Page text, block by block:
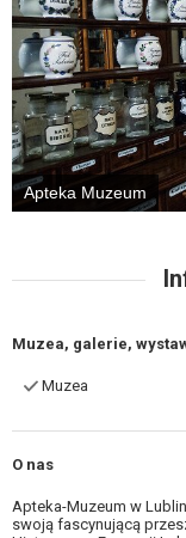
Apteka Muzeum
Muzea, galerie,
Muzea
O nas
Apteka-Muzeum w
swoją fascynującą